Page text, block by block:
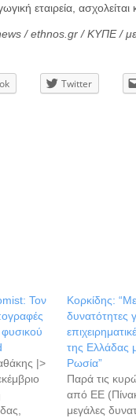
εταιρεία, ασχολείται
/ ethnos.gr / ΚΥΠΕ /
Twitter
Τον
|>
Κορκίδης:
δυνατότητες
της Ελλάδας
Ρωσία”
Παρά τις
από ΕΕ
μεγάλες